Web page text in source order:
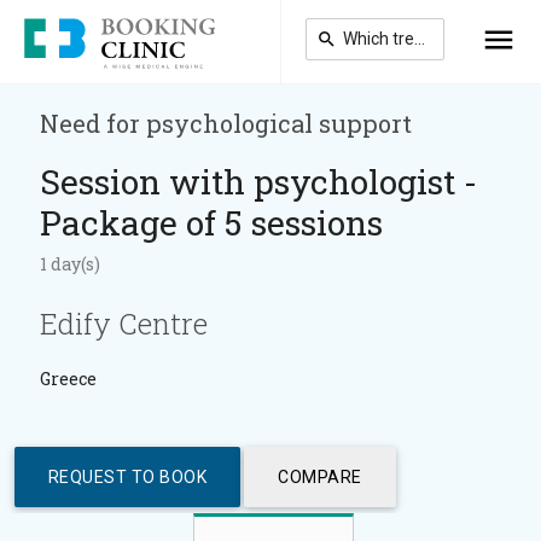
Skip
main
Need for psychological support
Session with psychologist -
Package of 5 sessions
1 day(s)
Edify Centre
Greece
REQUEST TO BOOK COMPARE